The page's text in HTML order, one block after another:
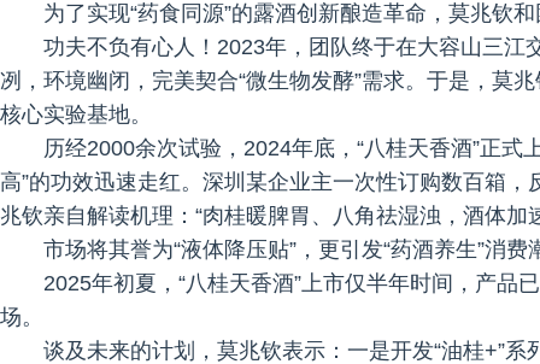
为了实现“药食同源”的露酒创新酿造革命，莫兆钦
功夫不负有心人！2023年，团队终于在大容山三
冽，环境幽闭，完美契合“微生物发酵”需求。于是，莫
核心实验基地。
历经2000余次试验，2024年底，“八桂天香酒”正式
高”的功效迅速走红。深圳某企业主一次性订购数百箱
兆钦亲自解读机理：“肉桂暖脾胃、八角祛湿浊，酒体加
市场将其誉为“液体降压贴”，更引发“药酒养生”消费
2025年初夏，“八桂天香酒”上市仅半年时间，产品
场。
谈及未来的计划，莫兆钦表示：一是开发“油桂+”